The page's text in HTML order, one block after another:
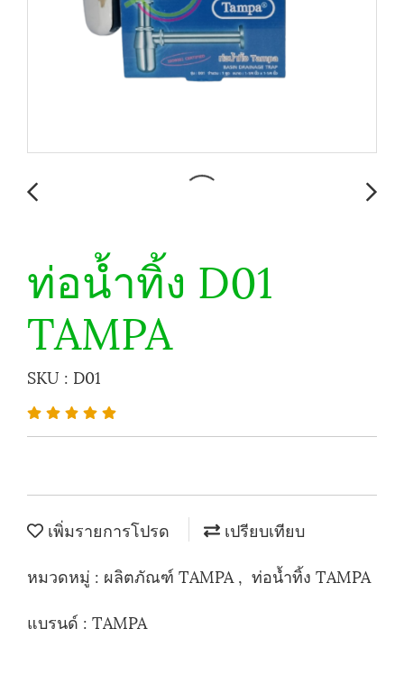
ท่อน้ำทิ้ง D01
TAMPA
SKU : D01
เพิ่มรายการโปรด
เปรียบเทียบ
หมวดหมู่ : ผลิตภัณฑ์ TAMPA , ท่อน้ำทิ้ง TAMPA
แบรนด์ : TAMPA